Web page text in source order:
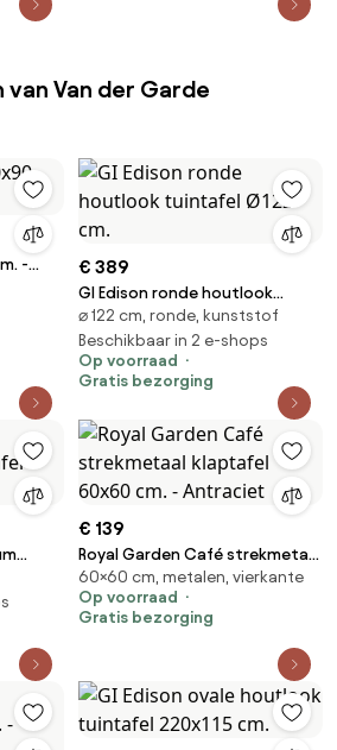
Van der Garde
-
€ 389
GI Edison ronde houtlook
tuintafel Ø122 cm.
⌀ 122 cm, ronde, kunststof
Beschikbaar in 2 e-shops
Op voorraad
Gratis bezorging
€ 139
Royal Garden Café strekmetaal
klaptafel 60x60 cm. - Antraciet
60×60 cm, metalen, vierkante
Op voorraad
Gratis bezorging